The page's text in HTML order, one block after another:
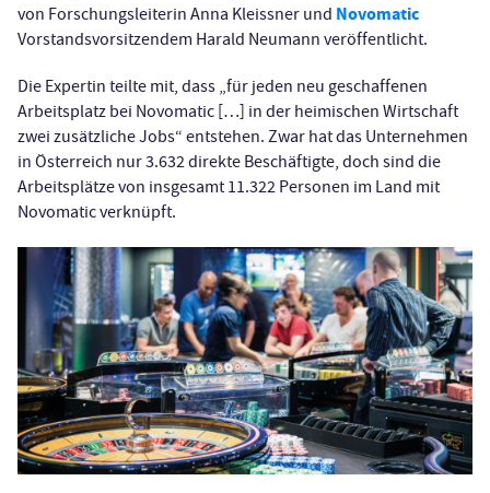
von Forschungsleiterin Anna Kleissner und Novomatic
Vorstandsvorsitzendem Harald Neumann veröffentlicht.
Die Expertin teilte mit, dass „für jeden neu geschaffenen
Arbeitsplatz bei Novomatic […] in der heimischen Wirtschaft
zwei zusätzliche Jobs“ entstehen. Zwar hat das Unternehmen
in Österreich nur 3.632 direkte Beschäftigte, doch sind die
Arbeitsplätze von insgesamt 11.322 Personen im Land mit
Novomatic verknüpft.